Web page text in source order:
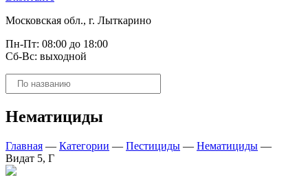
Московская обл., г. Лыткарино
Пн-Пт: 08:00 до 18:00
Сб-Вс: выходной
Поиск
товаров
Нематициды
Главная — Категории — Пестициды — Нематициды —
Видат 5, Г